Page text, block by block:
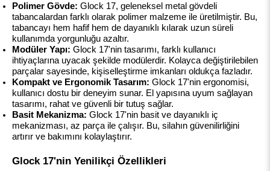
Polimer Gövde: Glock 17, geleneksel metal gövdeli
tabancalardan farklı olarak polimer malzeme ile üretilmiştir. Bu,
tabancayı hem hafif hem de dayanıklı kılarak uzun süreli
kullanımda yorgunluğu azaltır.
Modüler Yapı: Glock 17'nin tasarımı, farklı kullanıcı
ihtiyaçlarına uyacak şekilde modülerdir. Kolayca değiştirilebilen
parçalar sayesinde, kişiselleştirme imkanları oldukça fazladır.
Kompakt ve Ergonomik Tasarım: Glock 17'nin ergonomisi,
kullanıcı dostu bir deneyim sunar. El yapısına uyum sağlayan
tasarımı, rahat ve güvenli bir tutuş sağlar.
Basit Mekanizma: Glock 17'nin basit ve dayanıklı iç
mekanizması, az parça ile çalışır. Bu, silahın güvenilirliğini
artırır ve bakımını kolaylaştırır.
Glock 17'nin Yenilikçi Özellikleri